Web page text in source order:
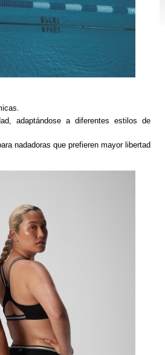
adaptándose a diferentes estilos de
nadadoras que prefieren mayor libertad